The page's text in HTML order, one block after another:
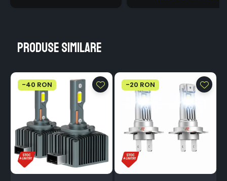
Produse similare
-40 RON -20 RON